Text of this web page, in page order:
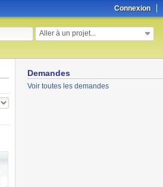
Connexion
Aller à un projet...
Demandes
Voir toutes les demandes